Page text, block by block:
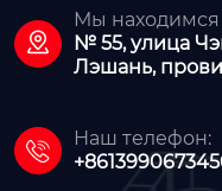

Мы находимся
№ 55, улица
Лэшань,

Наш телефон: